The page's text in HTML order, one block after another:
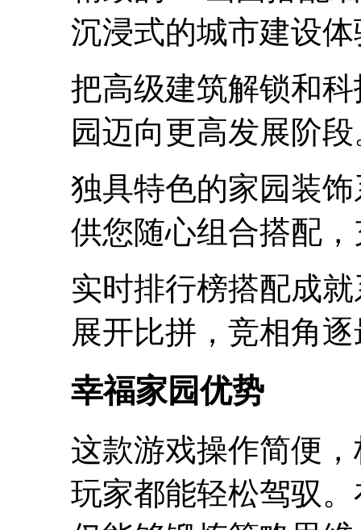
沉浸式的城市建设
把高级建筑解锁和
园迈向更高发展阶
独具特色的家园装
供您随心组合搭配
实时排行榜搭配成
展开比拼，竞相角
幸福家园优势
这款游戏操作简便
玩家都能轻松驾驭